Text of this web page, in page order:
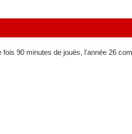
90 minutes de joués, l'année 26